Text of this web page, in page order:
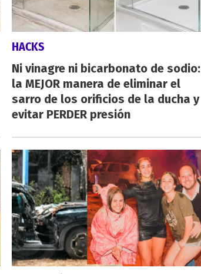
HACKS
Ni vinagre ni bicarbonato de sodio:
la MEJOR manera de eliminar el
sarro de los orificios de la ducha y
evitar PERDER presión